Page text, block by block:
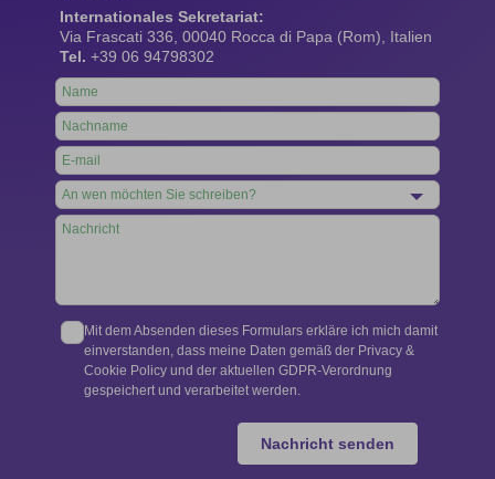
Internationales Sekretariat:
Via Frascati 336, 00040 Rocca di Papa (Rom), Italien
Tel. +39 06 94798302
Leave
this
field
blank
Mit dem Absenden dieses Formulars erkläre ich mich damit
einverstanden, dass meine Daten gemäß der Privacy &
Cookie Policy und der aktuellen GDPR-Verordnung
gespeichert und verarbeitet werden.
Nachricht senden